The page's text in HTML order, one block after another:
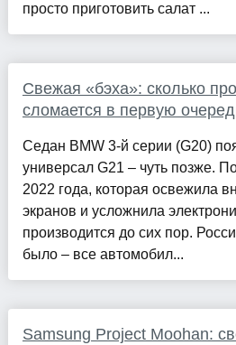
просто приготовить салат ...
Свежая «бэха»: сколько
сломается в первую
Седан BMW 3‑й серии (G20)
универсал G21 – чуть позже.
2022 года, которая освежила
экранов и усложнила
производится до сих пор.
было – все автомобил...
Samsung Project Moohan: